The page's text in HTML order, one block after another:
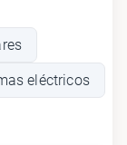
eléctricos